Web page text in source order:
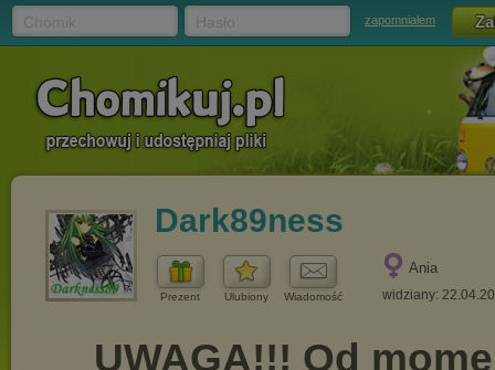
zapomniałem
Dark89ness
Prezent Ulubiony Wiadomość
Ania
widziany: